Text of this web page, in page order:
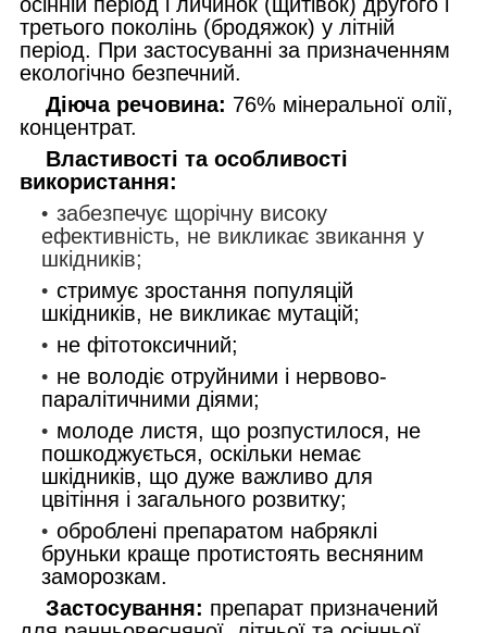
третього поколінь (бродяжок) у літній
період. При застосуванні за призначенням
екологічно безпечний.
Діюча речовина: 76% мінеральної олії,
концентрат.
Властивості та особливості
використання:
забезпечує щорічну високу
ефективність, не викликає звикання у
шкідників;
стримує зростання популяцій
шкідників, не викликає мутацій;
не фітотоксичний;
не володіє отруйними і нервово-
паралітичними діями;
молоде листя, що розпустилося, не
пошкоджується, оскільки немає
шкідників, що дуже важливо для
цвітіння і загального розвитку;
оброблені препаратом набряклі
бруньки краще протистоять весняним
заморозкам.
Застосування: препарат призначений